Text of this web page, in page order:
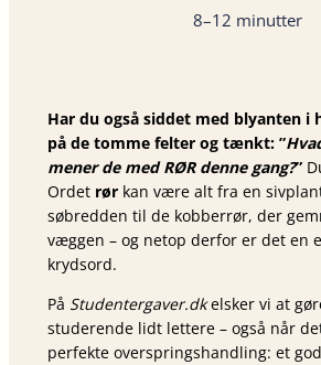
8–12 minutter
Har du også siddet med blyanten i
på de tomme felter og tænkt: ”
mener de medRØRdenne gang?”
Ordet rør kan være alt fra en
søbredden til de kobberrør, der
væggen – og netop derfor er det en
krydsord.
På Studentergaver.dkelsker vi at
studerende lidt lettere – også når
perfekte overspringshandling: et